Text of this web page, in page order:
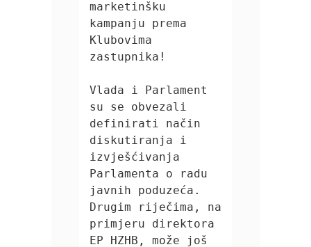
marketinšku
kampanju prema
Klubovima
zastupnika!
Vlada i Parlament
su se obvezali
definirati način
diskutiranja i
izvješćivanja
Parlamenta o radu
javnih poduzeća.
Drugim riječima, na
primjeru direktora
EP HZHB, može još